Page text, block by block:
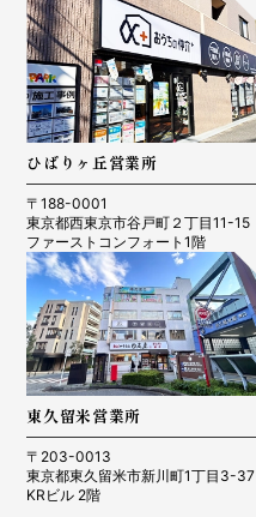
ひばりヶ丘営業所
〒188-0001
東京都西東京市谷戸町２丁目11-15
ファーストコンフォート1階
東久留米営業所
〒203-0013
東京都東久留米市新川町1丁目3-37
KRビル 2階